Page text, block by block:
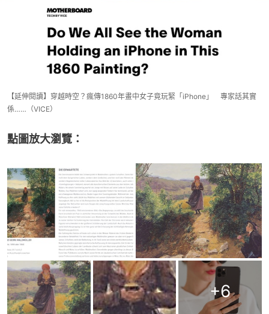
【延伸閱讀】穿越時空？瘋傳1860年畫中女子竟玩緊「iPhone」 專家話其實
係……（VICE）
點圖放大瀏覽：
+6